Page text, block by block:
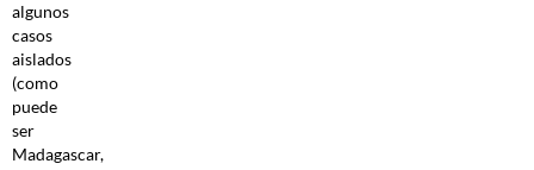
algunos
casos
aislados
(como
puede
ser
Madagascar,